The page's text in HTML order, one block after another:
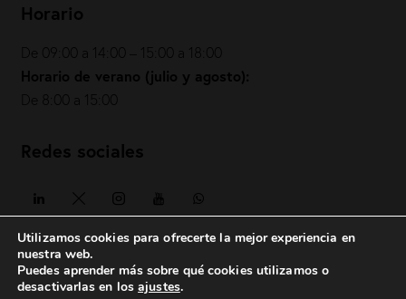
Horario
De 09:00 a 14:00 – 15:00 a 18:00
Horario de verano (julio y agosto):
De 8:00 a 15:00
Redes sociales
COIAE© 2026. Todos los derechos reservados
Utilizamos cookies para ofrecerte la mejor experiencia en
nuestra web.
Puedes aprender más sobre qué cookies utilizamos o
desactivarlas en losajustes.